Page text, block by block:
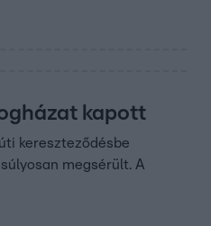
kapott
kereszteződésbe
megsérült. A